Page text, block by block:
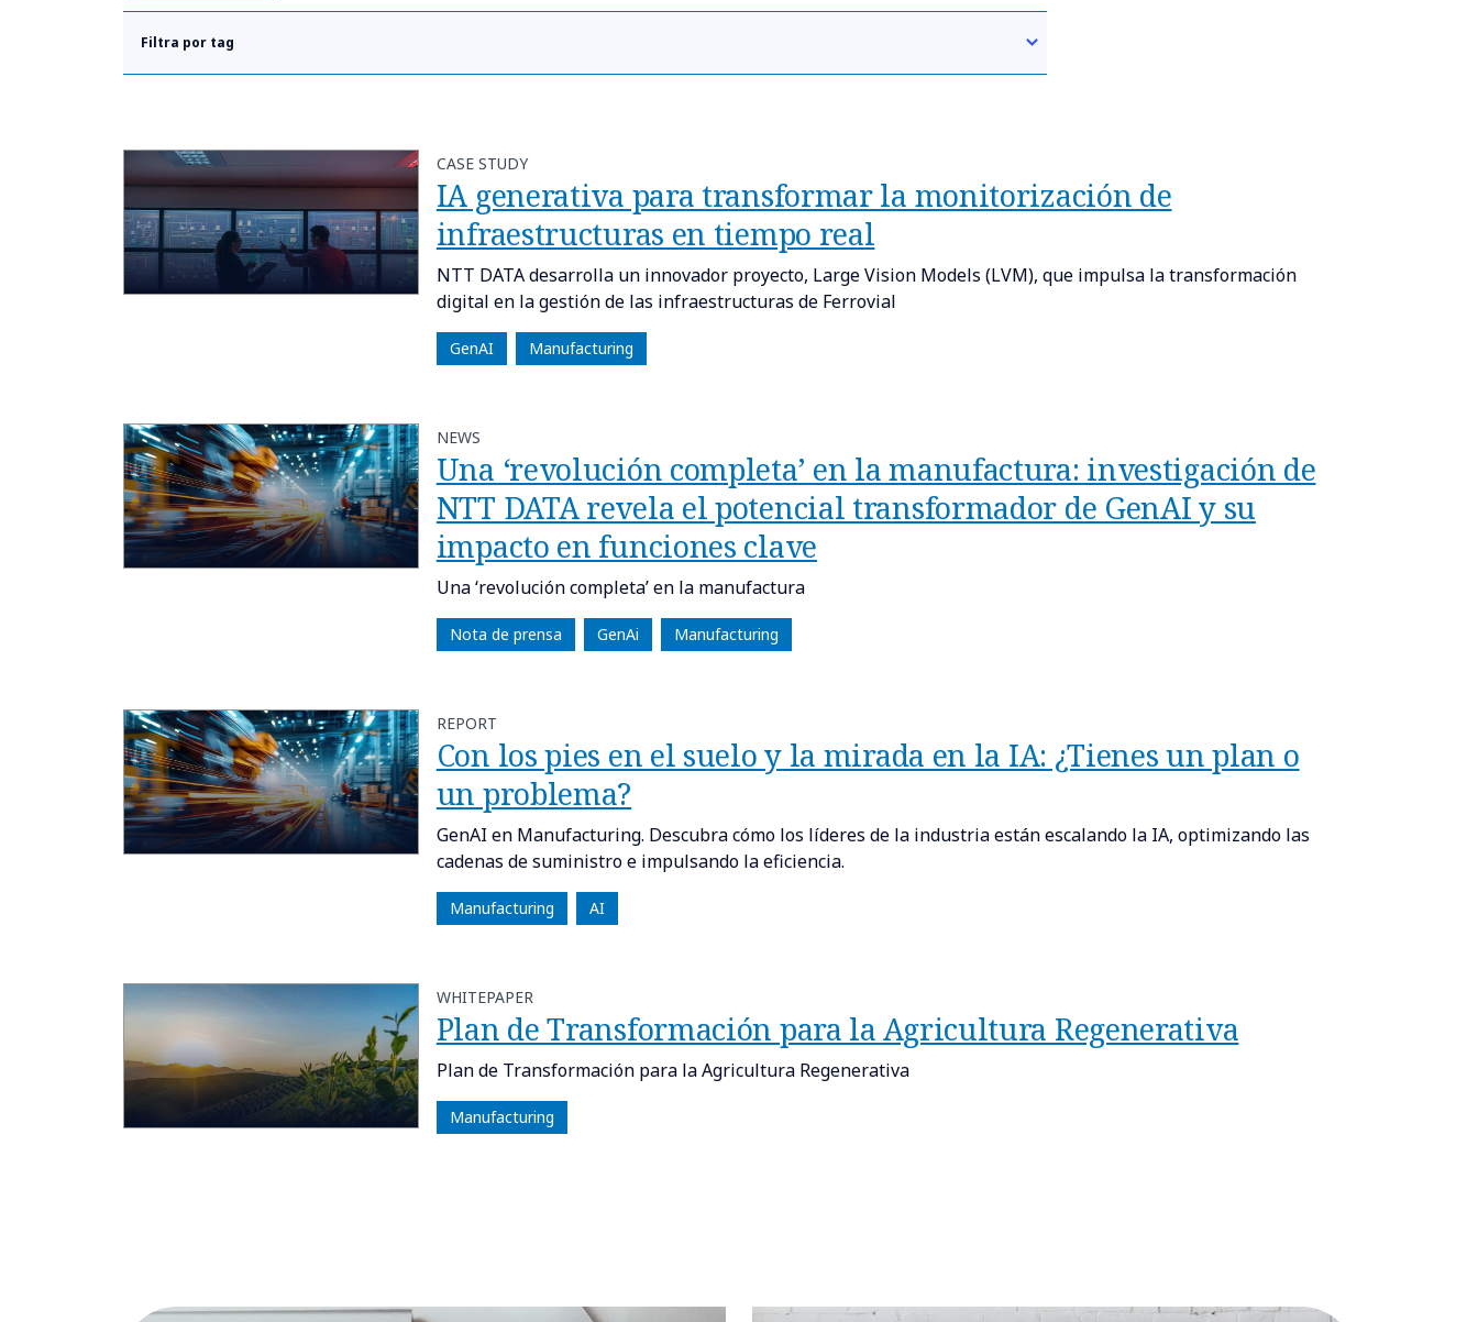
Filtra por tag
CASE STUDY
IA generativa para transformar la monitorización de
infraestructuras en tiempo real
NTT DATA desarrolla un innovador proyecto, Large Vision Models (LVM), que impulsa la transformación
digital en la gestión de las infraestructuras de Ferrovial
GenAI Manufacturing
NEWS
Una ‘revolución completa’ en la manufactura: investigación de
NTT DATA revela el potencial transformador de GenAI y su
impacto en funciones clave
Una ‘revolución completa’ en la manufactura
Nota de prensa GenAi Manufacturing
REPORT
Con los pies en el suelo y la mirada en la IA: ¿Tienes un plan o
un problema?
GenAI en Manufacturing. Descubra cómo los líderes de la industria están escalando la IA, optimizando las
cadenas de suministro e impulsando la eficiencia.
Manufacturing AI
WHITEPAPER
Plan de Transformación para la Agricultura Regenerativa
Plan de Transformación para la Agricultura Regenerativa
Manufacturing